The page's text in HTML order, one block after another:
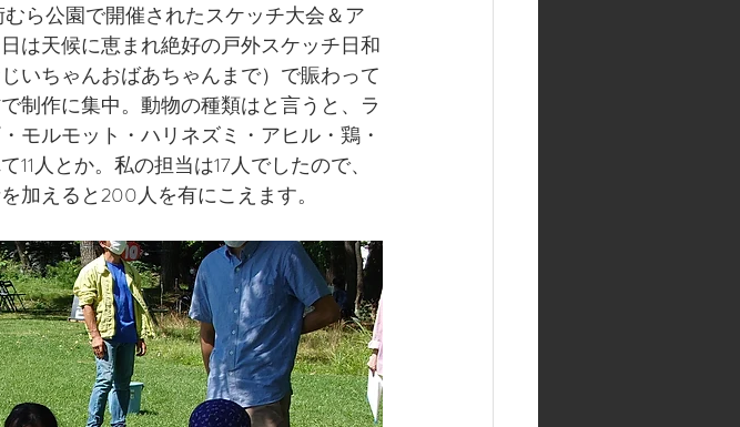
ら公園で開催されたスケッチ大会＆ア
は天候に恵まれ絶好の戸外スケッチ日和
いちゃんおばあちゃんまで）で賑わって
制作に集中。動物の種類はと言うと、ラ
モルモット・ハリネズミ・アヒル・鶏・
人とか。私の担当は17人でしたので、
加えると200人を有にこえます。